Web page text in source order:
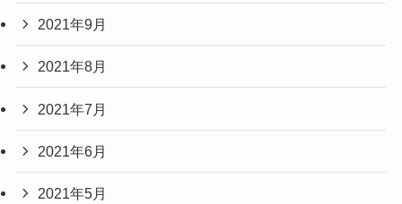
2021年9月
2021年8月
2021年7月
2021年6月
2021年5月